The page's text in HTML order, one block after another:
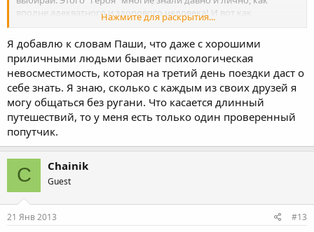
вполне адекватного и здорового человека! И вот как
обернулось. А ты через интернет ищешь попутчиков.
Нажмите для раскрытия...
Я добавлю к словам Паши, что даже с хорошими
приличными людьми бывает психологическая
невосместимость, которая на третий день поездки даст о
себе знать. Я знаю, сколько с каждым из своих друзей я
могу общаться без ругани. Что касается длинный
путешествий, то у меня есть только один проверенный
попутчик.
C Chainik
Guest
21 Янв 2013 #13